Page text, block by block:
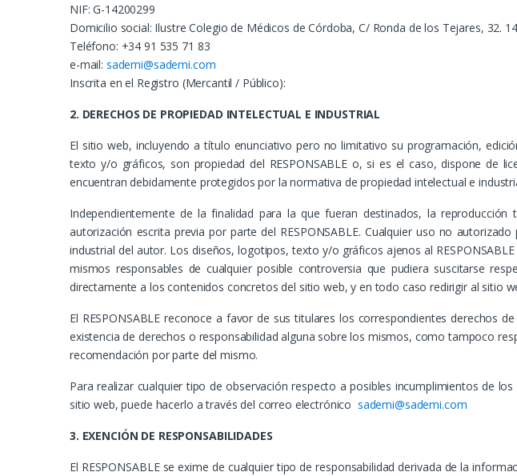
NIF: G-14200299
Domicilio social: Ilustre Colegio de Médicos de Córdoba, C/ Ronda de los Tejares, 32.
Teléfono: +34 91 535 71 83
e-mail: sademi@sademi.com
Inscrita en el Registro (Mercantil / Público):
2. DERECHOS DE PROPIEDAD INTELECTUAL E INDUSTRIAL
El sitio web, incluyendo a título enunciativo pero no limitativo su programación,
texto y/o gráficos, son propiedad del RESPONSABLE o, si es el caso, dispone de
encuentran debidamente protegidos por la normativa de propiedad intelectual e
Independientemente de la finalidad para la que fueran destinados, la
autorización escrita previa por parte del RESPONSABLE. Cualquier uso no
industrial del autor. Los diseños, logotipos, texto y/o gráficos ajenos al
mismos responsables de cualquier posible controversia que pudiera suscitarse
directamente a los contenidos concretos del sitio web, y en todo caso redirigir al sitio
El RESPONSABLE reconoce a favor de sus titulares los correspondientes derechos
existencia de derechos o responsabilidad alguna sobre los mismos, como tampoco
recomendación por parte del mismo.
Para realizar cualquier tipo de observación respecto a posibles incumplimientos de
sitio web, puede hacerlo a través del correo electrónico sademi@sademi.com
3. EXENCIÓN DE RESPONSABILIDADES
El RESPONSABLE se exime de cualquier tipo de responsabilidad derivada de la